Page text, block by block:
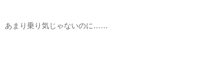
あまり乗り気じゃないのに……